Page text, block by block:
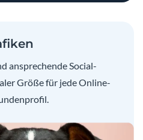
ansprechende Social-
Größe für jede Online-